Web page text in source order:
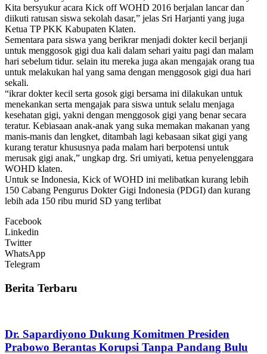
Kita bersyukur acara Kick off WOHD 2016 berjalan lancar dan
diikuti ratusan siswa sekolah dasar,” jelas Sri Harjanti yang juga
Ketua TP PKK Kabupaten Klaten.
Sementara para siswa yang berikrar menjadi dokter kecil berjanji
untuk menggosok gigi dua kali dalam sehari yaitu pagi dan malam
hari sebelum tidur. selain itu mereka juga akan mengajak orang tua
untuk melakukan hal yang sama dengan menggosok gigi dua hari
sekali.
“ikrar dokter kecil serta gosok gigi bersama ini dilakukan untuk
menekankan serta mengajak para siswa untuk selalu menjaga
kesehatan gigi, yakni dengan menggosok gigi yang benar secara
teratur. Kebiasaan anak-anak yang suka memakan makanan yang
manis-manis dan lengket, ditambah lagi kebasaan sikat gigi yang
kurang teratur khususnya pada malam hari berpotensi untuk
merusak gigi anak,” ungkap drg. Sri umiyati, ketua penyelenggara
WOHD klaten.
Untuk se Indonesia, Kick of WOHD ini melibatkan kurang lebih
150 Cabang Pengurus Dokter Gigi Indonesia (PDGI) dan kurang
lebih ada 150 ribu murid SD yang terlibat
Facebook
Linkedin
Twitter
WhatsApp
Telegram
Berita Terbaru
Dr. Sapardiyono Dukung Komitmen Presiden
Prabowo Berantas Korupsi Tanpa Pandang Bulu